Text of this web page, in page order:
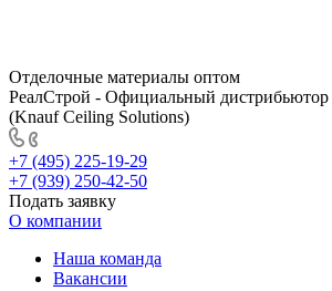
Отделочные материалы оптом
РеалСтрой - Официальный дистрибьютор
(Knauf Ceiling Solutions)
+7 (495) 225-19-29
+7 (939) 250-42-50
Подать заявку
О компании
Наша команда
Вакансии